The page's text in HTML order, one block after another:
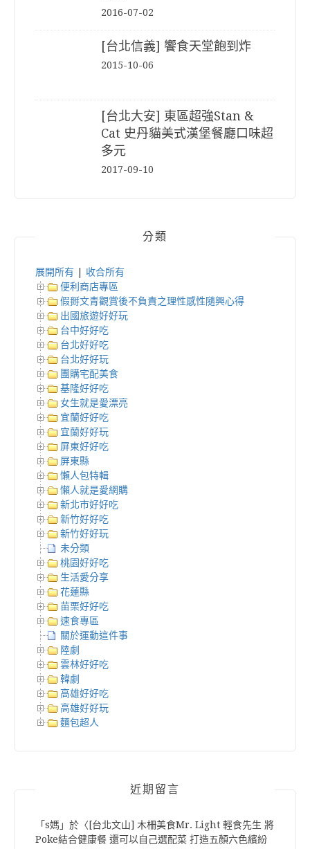
2016-07-02
[台北信義] 饗食天堂飽到炸
2015-10-06
[台北大安] 東區超強Stan &
Cat 史丹貓美式漢堡餐廳口味超
多元
2017-09-10
分類
展開所有
收合所有
便利商店專區
假掰文青觀賞後不負責之理性感性隨興心得
出國旅遊好好玩
台中好好吃
台北好好吃
台北好好玩
團購宅配美食
基隆好好吃
女生就是愛漂亮
宜蘭好好吃
宜蘭好好玩
屏東好好吃
屏東縣
懶人包特輯
懶人就是愛網購
新北市好好吃
新竹好好吃
新竹好好玩
未分類
桃園好好吃
生活愛分享
花蓮縣
苗栗好好吃
速食專區
關於運動這件事
陸劇
雲林好好吃
韓劇
高雄好好吃
高雄好好玩
麵包超人
近期留言
「s媽 」於〈 [台北文山] 木柵美食Mr. Light 輕食先生 將
Poke結合健康餐 還可以自己選配菜 打造五顏六色繽紛